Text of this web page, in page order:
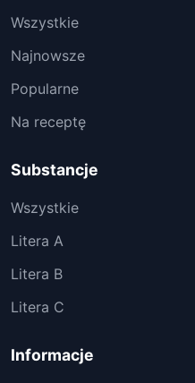
Wszystkie
Najnowsze
Popularne
Na receptę
Substancje
Wszystkie
Litera A
Litera B
Litera C
Informacje